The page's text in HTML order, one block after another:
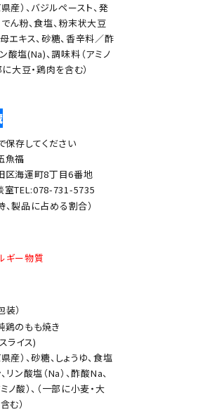
産）、バジルペースト、発
ん粉、食塩、粉末状大豆
エキス、砂糖、香辛料／酢
酸塩(Na)、調味料（アミノ
に大豆・鶏肉を含む）
存してください
魚福
区海運町8丁目6番地
室TEL:078-731-5735
製品に占める割合）
ギー物質
）
鶏のもも焼き
ライス)
産）、砂糖、しょうゆ、食塩
リン酸塩（Na）、酢酸Na、
ノ酸）、（一部に小麦・大
む）